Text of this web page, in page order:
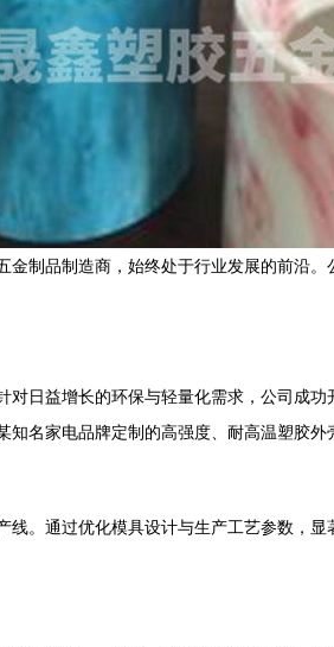
制品制造商，始终处于行业发展的前沿
日益增长的环保与轻量化需求，公司成
名家电品牌定制的高强度、耐高温塑胶
。通过优化模具设计与生产工艺参数，